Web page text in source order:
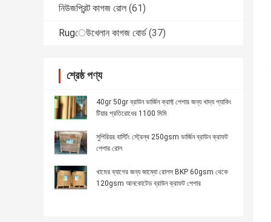
নিউজপ্রিন্ট কাগজ রোল (61)
Rugেউখেলান কাগজ বোর্ড (37)
শ্রেষ্ঠ পণ্য
40gr 50gr ব্রাউন ভার্জিন ক্রাফ্ট পেপার জন্য খাদ্য প্যাকিং
টিয়ার প্রতিরোধের 1100 মিমি
সুপিরিয়র বার্স্টিং স্ট্রেন্থ 250gsm ভার্জিন ব্রাউন ক্রাফট
পেপার রোল
খামের ব্যাগের জন্য জাম্বো রোলস BKP 60gsm থেকে
120gsm আনকোটেড ব্রাউন ক্রাফট পেপার